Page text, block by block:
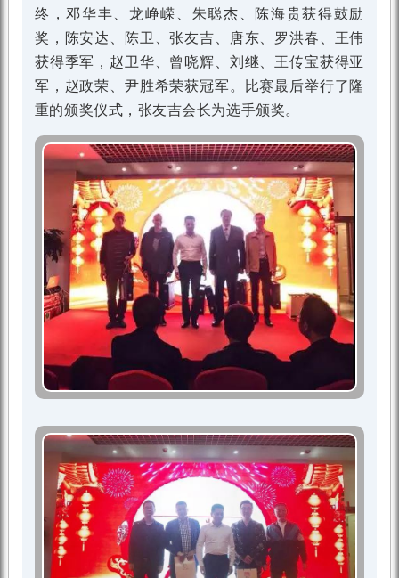
终，邓华丰、龙峥嵘、朱聪杰、陈海贵获得鼓励
奖，陈安达、陈卫、张友吉、唐东、罗洪春、王伟
获得季军，赵卫华、曾晓辉、刘继、王传宝获得亚
军，赵政荣、尹胜希荣获冠军。比赛最后举行了隆
重的颁奖仪式，张友吉会长为选手颁奖。